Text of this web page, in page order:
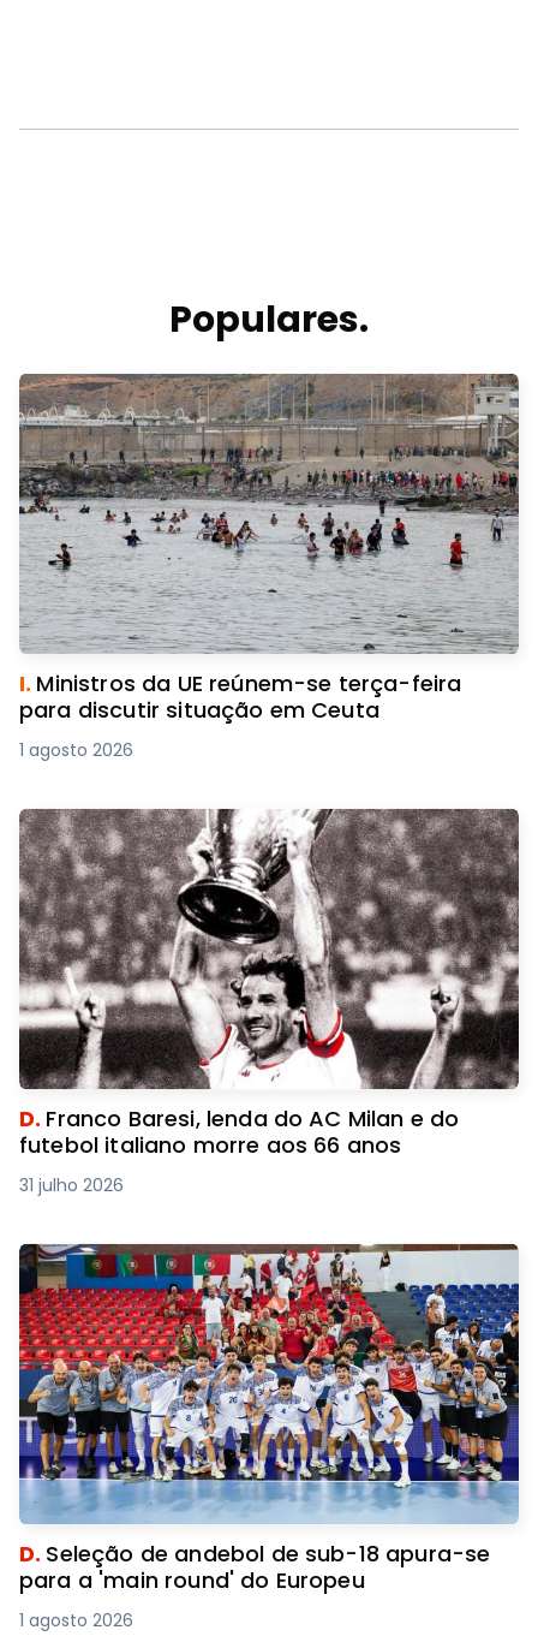
Populares.
I. Ministros da UE reúnem-se terça-feira
para discutir situação em Ceuta
1 agosto 2026
D. Franco Baresi, lenda do AC Milan e do
futebol italiano morre aos 66 anos
31 julho 2026
D. Seleção de andebol de sub-18 apura-se
para a 'main round' do Europeu
1 agosto 2026